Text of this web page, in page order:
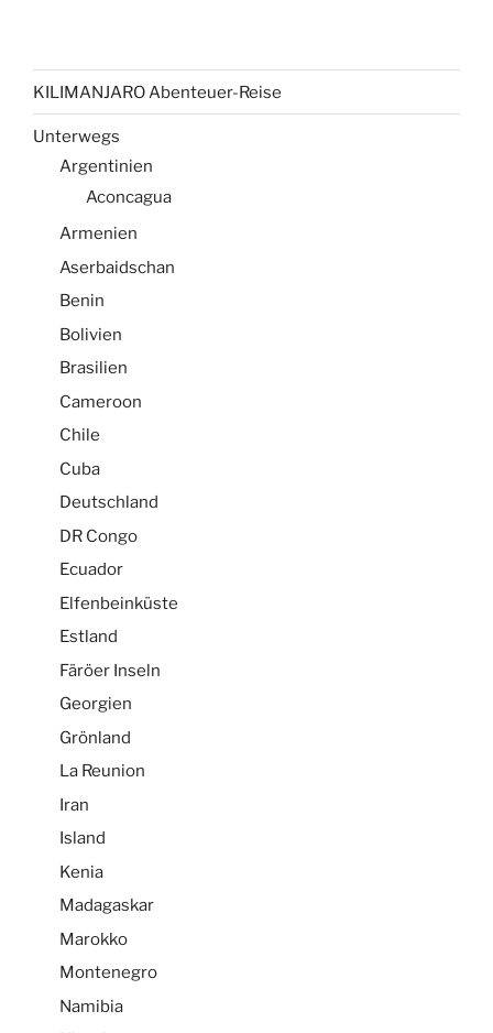
KILIMANJARO Abenteuer-Reise
Unterwegs
Argentinien
Aconcagua
Armenien
Aserbaidschan
Benin
Bolivien
Brasilien
Cameroon
Chile
Cuba
Deutschland
DR Congo
Ecuador
Elfenbeinküste
Estland
Färöer Inseln
Georgien
Grönland
La Reunion
Iran
Island
Kenia
Madagaskar
Marokko
Montenegro
Namibia